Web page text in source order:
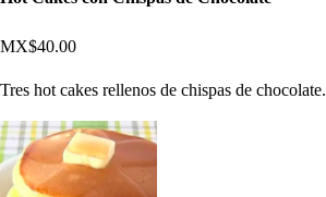
MX$40.00
Tres hot cakes rellenos de chispas de chocolate.